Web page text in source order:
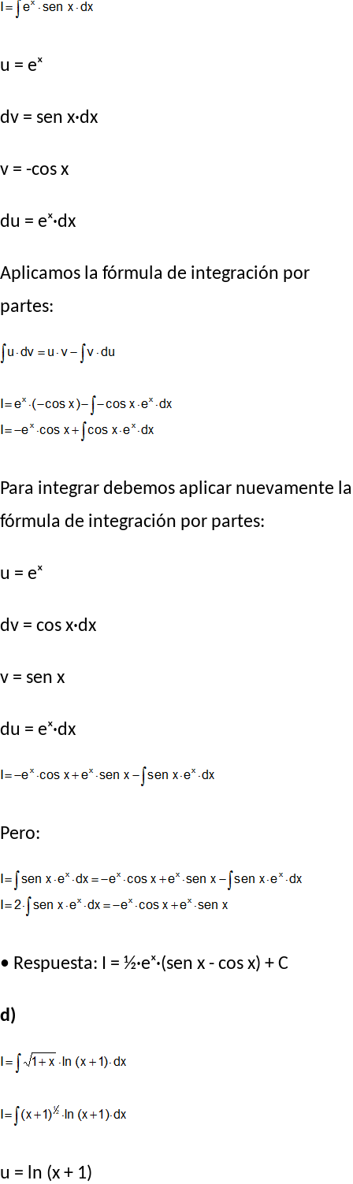
u = eˣ
dv = sen x·dx
v = -cos x
du = eˣ·dx
Aplicamos la fórmula de integración por
partes:
Para integrar debemos aplicar nuevamente la
fórmula de integración por partes:
u = eˣ
dv = cos x·dx
v = sen x
du = eˣ·dx
Pero:
• Respuesta: I = ½·eˣ·(sen x - cos x) + C
d)
u = ln (x + 1)